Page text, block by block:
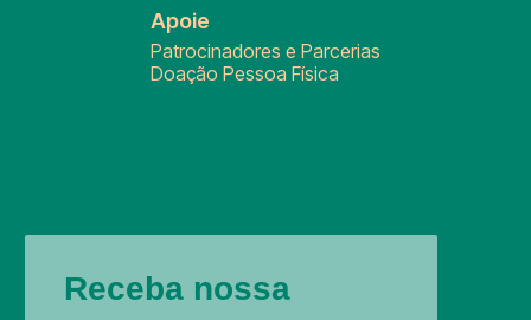
Apoie
Patrocinadores e Parcerias
Doação Pessoa Física